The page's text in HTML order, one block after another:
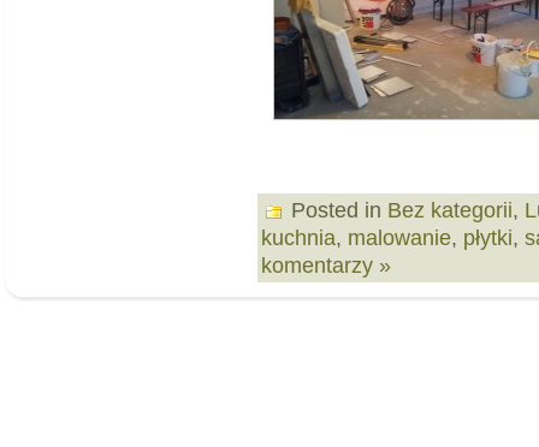
Posted in Bez kategorii,
kuchnia, malowanie, płytki,
komentarzy »